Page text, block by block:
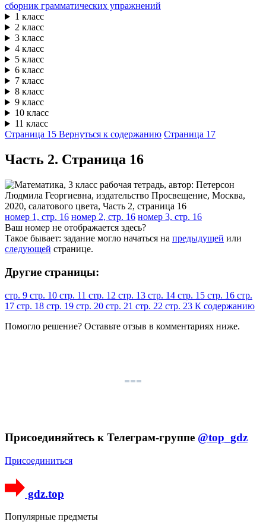
сборник грамматических упражнений
1 класс
2 класс
3 класс
4 класс
5 класс
6 класс
7 класс
8 класс
9 класс
10 класс
11 класс
Страница 15 Вернуться к содержанию Страница 17
Часть 2. Cтраница 16
номер 1, стр. 16 номер 2, стр. 16 номер 3, стр. 16
Ваш номер не отображается здесь?
Такое бывает: задание могло начаться на предыдущей или
следующей странице.
Другие страницы:
стр. 9 стр. 10 стр. 11 стр. 12 стр. 13 стр. 14 стр. 15 стр. 16 стр.
17 стр. 18 стр. 19 стр. 20 стр. 21 стр. 22 стр. 23 К содержанию
Помогло решение? Оставьте отзыв в комментариях ниже.
Присоединяйтесь к Телеграм-группе @top_gdz
Присоединиться
gdz.top
Популярные предметы